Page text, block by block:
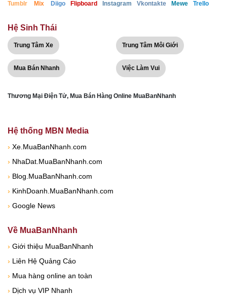
Tumblr Mix Diigo Flipboard Instagram Vkontakte Mewe Trello
Hệ Sinh Thái
Trung Tâm Xe Trung Tâm Môi Giới
Mua Bán Nhanh Việc Làm Vui
Thương Mại Điện Tử, Mua Bán Hàng Online MuaBanNhanh
Hệ thống MBN Media
› Xe.MuaBanNhanh.com
› NhaDat.MuaBanNhanh.com
› Blog.MuaBanNhanh.com
› KinhDoanh.MuaBanNhanh.com
› Google News
Về MuaBanNhanh
› Giới thiệu MuaBanNhanh
› Liên Hệ Quảng Cáo
› Mua hàng online an toàn
› Dịch vụ VIP Nhanh